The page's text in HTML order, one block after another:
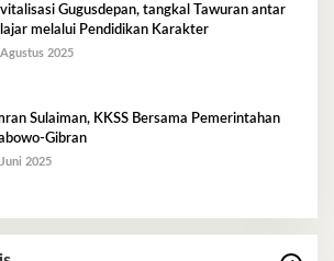
Gugusdepan, tangkal Tawuran antar
melalui Pendidikan Karakter
2025
Sulaiman, KKSS Bersama Pemerintahan
Gibran
2025